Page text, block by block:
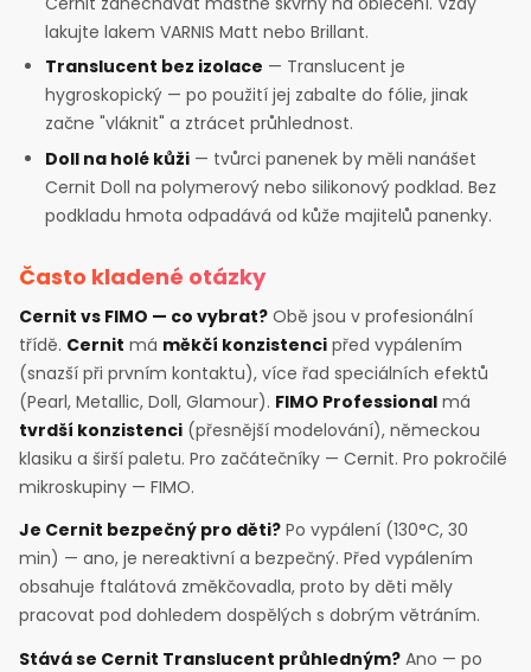
lakujte lakem VARNIS Matt nebo Brillant.
Translucent bez izolace — Translucent je
hygroskopický — po použití jej zabalte do fólie, jinak
začne "vláknit" a ztrácet průhlednost.
Doll na holé kůži — tvůrci panenek by měli nanášet
Cernit Doll na polymerový nebo silikonový podklad. Bez
podkladu hmota odpadává od kůže majitelů panenky.
Často kladené otázky
Cernit vs FIMO — co vybrat? Obě jsou v profesionální
třídě. Cernit má měkčí konzistenci před vypálením
(snazší při prvním kontaktu), více řad speciálních efektů
(Pearl, Metallic, Doll, Glamour). FIMO Professional má
tvrdší konzistenci (přesnější modelování), německou
klasiku a širší paletu. Pro začátečníky — Cernit. Pro pokročilé
mikroskupiny — FIMO.
Je Cernit bezpečný pro děti? Po vypálení (130°C, 30
min) — ano, je nereaktivní a bezpečný. Před vypálením
obsahuje ftalátová změkčovadla, proto by děti měly
pracovat pod dohledem dospělých s dobrým větráním.
Stává se Cernit Translucent průhledným? Ano — po